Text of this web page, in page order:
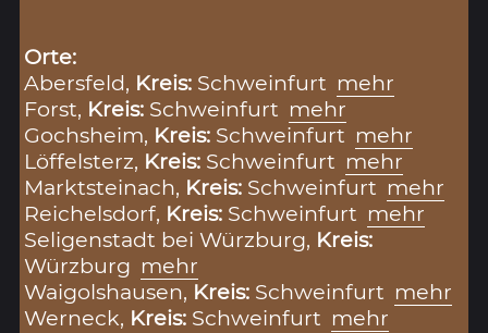
Orte:
Abersfeld, Kreis: Schweinfurt mehr
Forst, Kreis: Schweinfurt mehr
Gochsheim, Kreis: Schweinfurt mehr
Löffelsterz, Kreis: Schweinfurt mehr
Marktsteinach, Kreis: Schweinfurt mehr
Reichelsdorf, Kreis: Schweinfurt mehr
Seligenstadt bei Würzburg, Kreis:
Würzburg mehr
Waigolshausen, Kreis: Schweinfurt mehr
Werneck, Kreis: Schweinfurt mehr